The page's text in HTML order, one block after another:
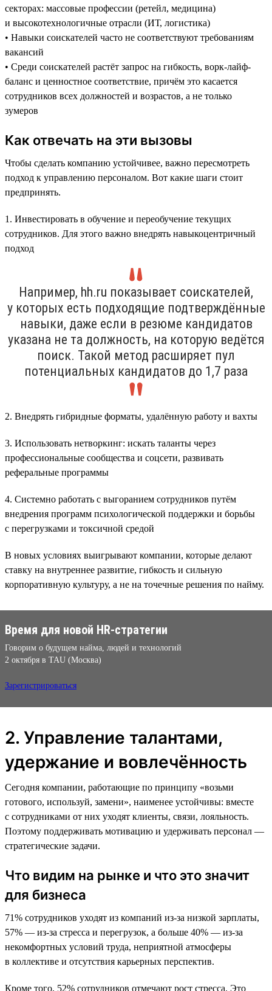
секторах: массовые профессии (ретейл, медицина)
и высокотехнологичные отрасли (ИТ, логистика)
• Навыки соискателей часто не соответствуют требованиям
вакансий
• Среди соискателей растёт запрос на гибкость, ворк-лайф-
баланс и ценностное соответствие, причём это касается
сотрудников всех должностей и возрастов, а не только
зумеров
Как отвечать на эти вызовы
Чтобы сделать компанию устойчивее, важно пересмотреть
подход к управлению персоналом. Вот какие шаги стоит
предпринять.
1. Инвестировать в обучение и переобучение текущих
сотрудников. Для этого важно внедрять навыкоцентричный
подход
Например, hh.ru показывает соискателей,
у которых есть подходящие подтверждённые
навыки, даже если в резюме кандидатов
указана не та должность, на которую ведётся
поиск. Такой метод расширяет пул
потенциальных кандидатов до 1,7 раза
2. Внедрять гибридные форматы, удалённую работу и вахты
3. Использовать нетворкинг: искать таланты через
профессиональные сообщества и соцсети, развивать
реферальные программы
4. Системно работать с выгоранием сотрудников путём
внедрения программ психологической поддержки и борьбы
с перегрузками и токсичной средой
В новых условиях выигрывают компании, которые делают
ставку на внутреннее развитие, гибкость и сильную
корпоративную культуру, а не на точечные решения по найму.
Время для новой HR-стратегии
Говорим о будущем найма, людей и технологий
2 октября в TAU (Москва)
Зарегистрироваться
2. Управление талантами,
удержание и вовлечённость
Сегодня компании, работающие по принципу «возьми
готового, используй, замени», наименее устойчивы: вместе
с сотрудниками от них уходят клиенты, связи, лояльность.
Поэтому поддерживать мотивацию и удерживать персонал —
стратегические задачи.
Что видим на рынке и что это значит
для бизнеса
71% сотрудников уходят из компаний из-за низкой зарплаты,
57% — из-за стресса и перегрузок, а больше 40% — из-за
некомфортных условий труда, неприятной атмосферы
в коллективе и отсутствия карьерных перспектив.
Кроме того, 52% сотрудников отмечают рост стресса. Это